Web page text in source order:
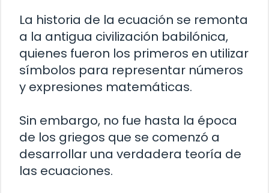
La historia de la ecuación se remonta
a la antigua civilización babilónica,
quienes fueron los primeros en utilizar
símbolos para representar números
y expresiones matemáticas.
Sin embargo, no fue hasta la época
de los griegos que se comenzó a
desarrollar una verdadera teoría de
las ecuaciones.